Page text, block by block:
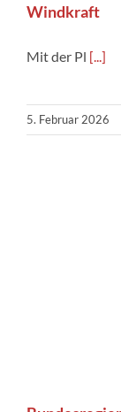
Windkraft
Mit der Pl [...]
5. Februar 2026